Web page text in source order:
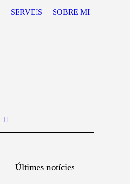
SERVEIS SOBRE MI
Últimes notícies